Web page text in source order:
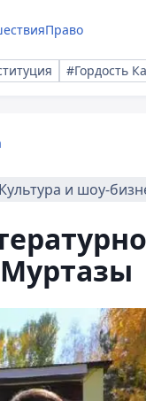
Право
#Гордость
Культура и шоу-